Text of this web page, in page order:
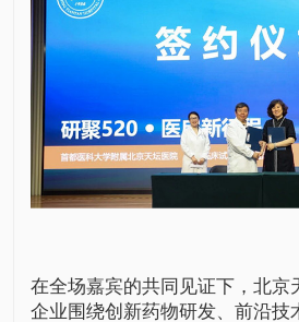
在全场嘉宾的共同见证下，北京
企业围绕创新药物研发、前沿技